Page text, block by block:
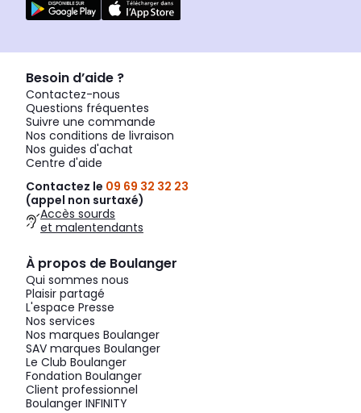
Besoin d’aide ?
Contactez-nous
Questions fréquentes
Suivre une commande
Nos conditions de livraison
Nos guides d'achat
Centre d'aide
Contactez le 09 69 32 32 23
(appel non surtaxé)
Accès sourds
et malentendants
À propos de Boulanger
Qui sommes nous
Plaisir partagé
L'espace Presse
Nos services
Nos marques Boulanger
SAV marques Boulanger
Le Club Boulanger
Fondation Boulanger
Client professionnel
Boulanger INFINITY